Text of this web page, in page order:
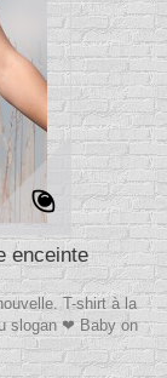
enceinte
T-shirt à la
slogan ❤ Baby on